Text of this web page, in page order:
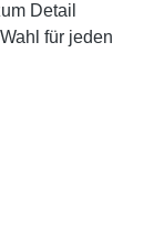
Detail
für jeden